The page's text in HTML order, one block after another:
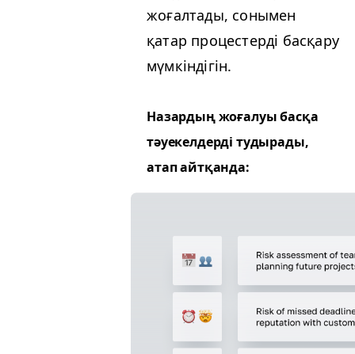
жоғалтады, сонымен
қатар процестерді басқару
мүмкіндігін.
Назардың жоғалуы басқа
тәуекелдерді тудырады,
атап айтқанда: